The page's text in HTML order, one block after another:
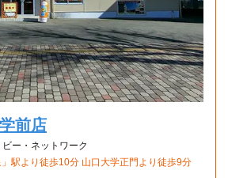
前店
ー・ネットワーク
駅より徒歩10分 山口大学正門より徒歩9分